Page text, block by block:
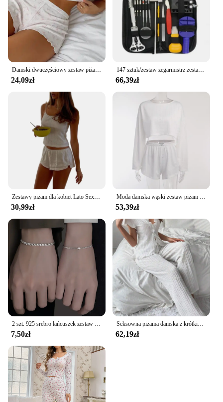
Damski dwuczęściowy zestaw piżam bez rękawów koronkowe wykończenia topy na ramiączkach spodenki w kwiaty bielizna nocna stroje 2024
24,09zł
147 sztuk/zestaw zegarmistrz zestaw narzędzi do naprawy zegarków narzędzie do usuwania obudowy zestaw otwieraczy zegarek sprężyna szpilki pręty tylna obudowa otwieracz śruba
66,39zł
Zestawy piżam dla kobiet Lato Sexy Y2k Lace Bow Cute Matching Set Sleeveless Backless Slim Cami Top Shorts Casual Sets Sleepwear
30,99zł
Moda damska wąski zestaw piżam dwuczęściowe garnitury bielizna nocna odzież codzienna solidna piżama damska Pijama Homewear miękka rozrywka bielizna nocna
53,39zł
2 szt. 925 srebro łańcuszek zestaw bransoletek dla kobiet mężczyzn proste kryształowe serce regulowane bransoletki dla par para biżuteria prezenty
7,50zł
Seksowna piżama damska z krótkim rękawem i długimi spodniami 2-częściowy zestaw dla kobiet Dzianinowa żakardowa odzież domowa z dekoltem w szpic
62,19zł